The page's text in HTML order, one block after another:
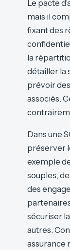
Le pacte
mais il
fixant des
la
détailler la
prévoir
associés.
Dans une
préserver
exemple
souples,
des
sécuriser
autres.
assurance